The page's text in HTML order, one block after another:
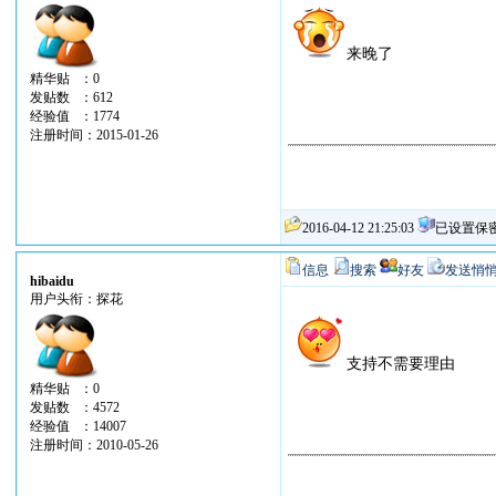
精华贴 ：0
发贴数 ：612
经验值 ：1774
注册时间：2015-01-26
来晚了
2016-04-12 21:25:03 已设置保
hibaidu
用户头衔：探花
精华贴 ：0
发贴数 ：4572
经验值 ：14007
注册时间：2010-05-26
信息 搜索 好友 发送悄
支持不需要理由